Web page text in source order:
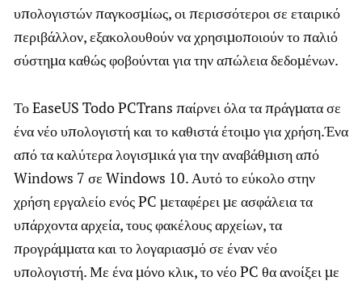
υπολογιστών παγκοσμίως, οι περισσότεροι σε εταιρικό
περιβάλλον, εξακολουθούν να χρησιμοποιούν το παλιό
σύστημα καθώς φοβούνται για την απώλεια δεδομένων.
Το EaseUS Todo PCTrans παίρνει όλα τα πράγματα σε
ένα νέο υπολογιστή και το καθιστά έτοιμο για χρήση.Ένα
από τα καλύτερα λογισμικά για την αναβάθμιση από
Windows 7 σε Windows 10. Αυτό το εύκολο στην
χρήση εργαλείο ενός PC μεταφέρει με ασφάλεια τα
υπάρχοντα αρχεία, τους φακέλους αρχείων, τα
προγράμματα και το λογαριασμό σε έναν νέο
υπολογιστή. Με ένα μόνο κλικ, το νέο PC θα ανοίξει με